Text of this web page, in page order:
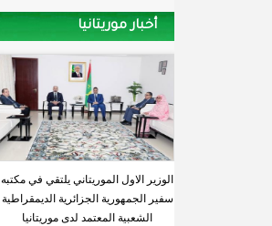
أخبار موريتانيا
الوزير الاول الموريتاني يلتقي في مكتبه
سفير الجمهورية الجزائرية الديمقراطية
الشعبية المعتمد لدى موريتانيا